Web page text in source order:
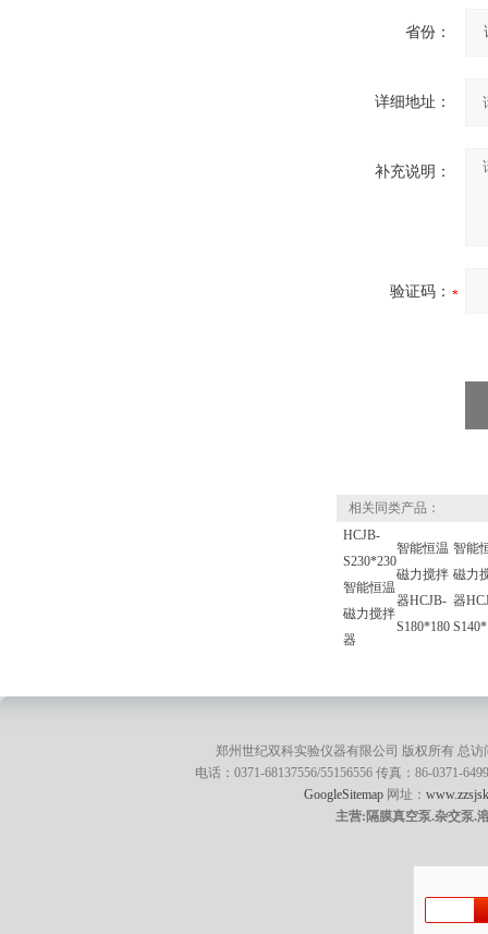
省份：
详细地址：
补充说明：
验证码：
相关同类产品：
HCJB-
S230*230
智能恒温
磁力搅拌
器
智能恒温
磁力搅拌
器HCJB-
S180*180
智能
磁力
器
郑州世纪双科实验仪器有限公司 版权所有 总访
电话：0371-68137556/55156556 传真：86-0371-
GoogleSitemap 网址：
主营:隔膜真空泵.杂交泵.